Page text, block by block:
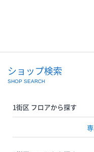
ショップ検索
SHOP SEARCH
1街区 フロアから探す